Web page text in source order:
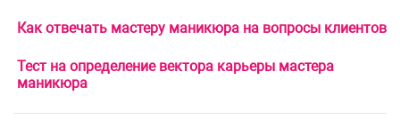
Как отвечать мастеру маникюра на вопросы клиентов
Тест на определение вектора карьеры мастера
маникюра